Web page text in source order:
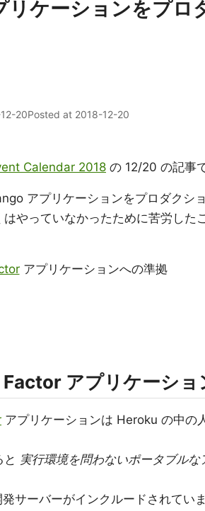
リケーションをプロ
20Posted at 2018-12-20
Calendar 2018 の 12/20 の記事
アプリケーションをプロダクシ
やっていなかったために苦労した
アプリケーションへの準拠
アプリケーショ
アプリケーションは Heroku の中の
実行環境を問わないポータブル
サーバーがインクルードされてい